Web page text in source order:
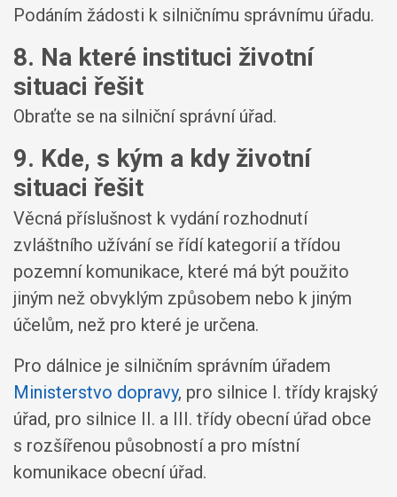
Podáním žádosti k silničnímu správnímu úřadu.
8. Na které instituci životní
situaci řešit
Obraťte se na silniční správní úřad.
9. Kde, s kým a kdy životní
situaci řešit
Věcná příslušnost k vydání rozhodnutí
zvláštního užívání se řídí kategorií a třídou
pozemní komunikace, které má být použito
jiným než obvyklým způsobem nebo k jiným
účelům, než pro které je určena.
Pro dálnice je silničním správním úřadem
Ministerstvo dopravy, pro silnice I. třídy krajský
úřad, pro silnice II. a III. třídy obecní úřad obce
s rozšířenou působností a pro místní
komunikace obecní úřad.